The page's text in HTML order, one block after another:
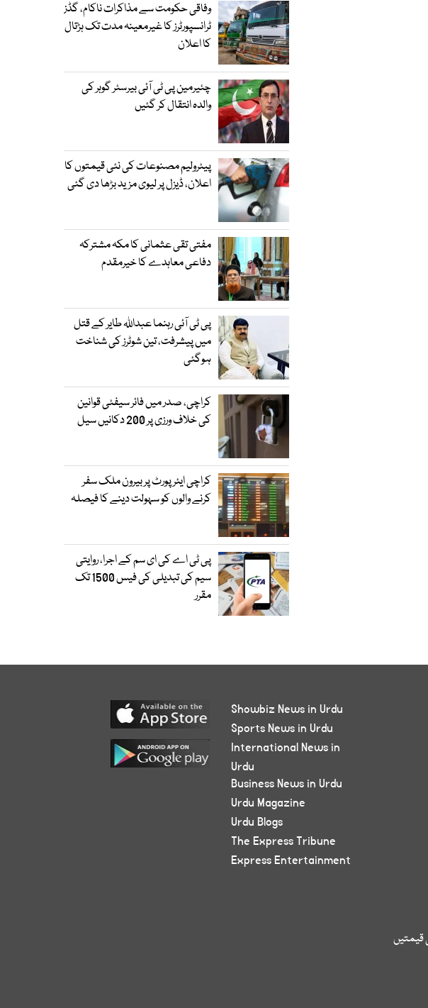
وفاقی حکومت سے مذاکرات ناکام، گڈز
ٹرانسپورٹرز کا غیرمعینہ مدت تک ہڑتال
کا اعلان
چئیرمین پی ٹی آئی بیرسٹر گوہر کی
والدہ انتقال کر گئیں
پیٹرولیم مصنوعات کی نئی قیمتوں کا
اعلان، ڈیزل پر لیوی مزید بڑھا دی گئی
مفتی تقی عثمانی کا مکہ مشترکہ
دفاعی معاہدے کا خیرمقدم
پی ٹی آئی رہنما عبداللہ طایر کے قتل
میں پیشرفت، تین شوٹرز کی شناخت
ہوگئی
کراچی، صدر میں فائر سیفٹی قوانین
کی خلاف ورزی پر 200 دکانیں سیل
کراچی ایئرپورٹ پر بیرون ملک سفر
کرنے والوں کو سہولت دینے کا فیصلہ
پی ٹی اے کی ای سم کے اجرا، روایتی
سیم کی تبدیلی کی فیس 1500 تک
مقرر
قیمتیں
Showbiz News in Urdu
Sports News in Urdu
International News in
Urdu
Business News in Urdu
Urdu Magazine
Urdu Blogs
The Express Tribune
Express Entertainment